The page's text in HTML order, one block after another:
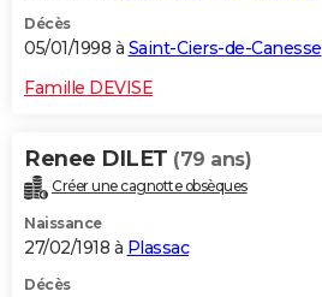
Décès
05/01/1998 à Saint-Ciers-de-Canesse
Famille DEVISE
Renee DILET (79 ans)
Créer une cagnotte obsèques
Naissance
27/02/1918 à Plassac
Décès